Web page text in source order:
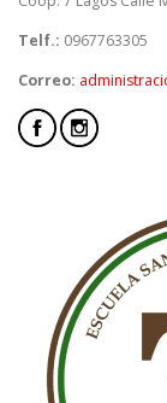
Telf.: 0967763305
Correo: